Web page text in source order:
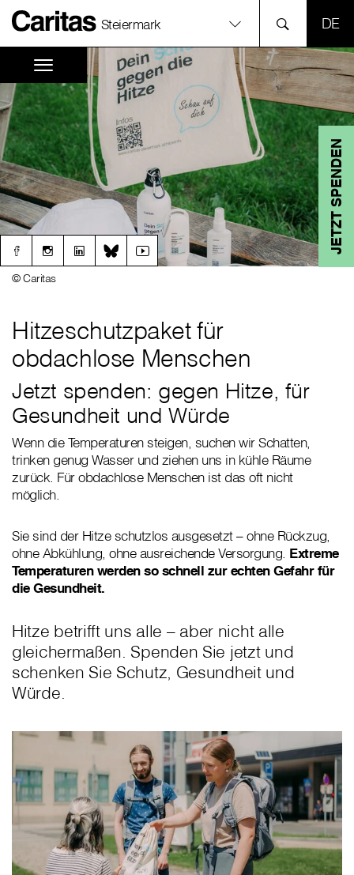
Steiermark
JETZT SPENDEN
Hitzeschutzpaket für
obdachlose Menschen
© Caritas
Jetzt spenden: gegen Hitze, für
Gesundheit und Würde
Wenn die Temperaturen steigen, suchen wir Schatten,
trinken genug Wasser und ziehen uns in kühle Räume
zurück. Für obdachlose Menschen ist das oft nicht
möglich.
Sie sind der Hitze schutzlos ausgesetzt – ohne Rückzug,
ohne Abkühlung, ohne ausreichende Versorgung. Extreme
Temperaturen werden so schnell zur echten Gefahr für
die Gesundheit.
Hitze betrifft uns alle – aber nicht alle
gleichermaßen. Spenden Sie jetzt und
schenken Sie Schutz, Gesundheit und
Würde.